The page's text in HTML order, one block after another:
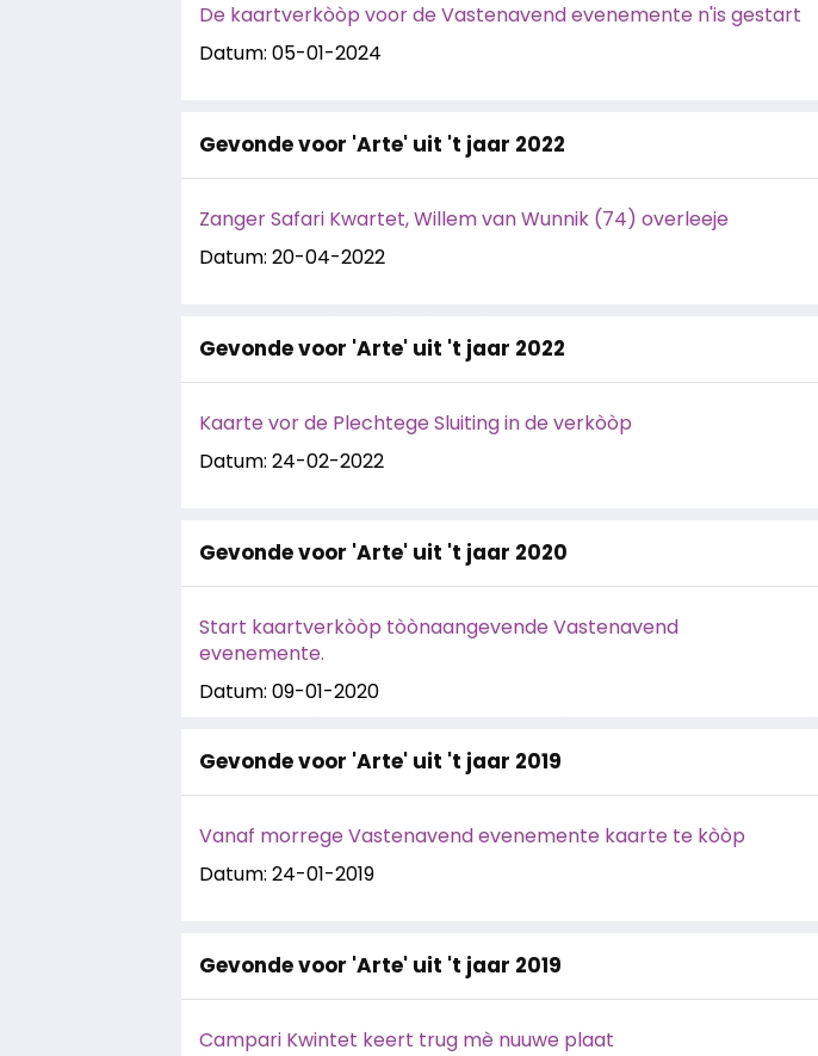
De kaartverkòòp voor de Vastenavend evenemente n'is gestart
Datum: 05-01-2024
Gevonde voor 'Arte' uit 't jaar 2022
Zanger Safari Kwartet, Willem van Wunnik (74) overleeje
Datum: 20-04-2022
Gevonde voor 'Arte' uit 't jaar 2022
Kaarte vor de Plechtege Sluiting in de verkòòp
Datum: 24-02-2022
Gevonde voor 'Arte' uit 't jaar 2020
Start kaartverkòòp tòònaangevende Vastenavend
evenemente.
Datum: 09-01-2020
Gevonde voor 'Arte' uit 't jaar 2019
Vanaf morrege Vastenavend evenemente kaarte te kòòp
Datum: 24-01-2019
Gevonde voor 'Arte' uit 't jaar 2019
Campari Kwintet keert trug mè nuuwe plaat